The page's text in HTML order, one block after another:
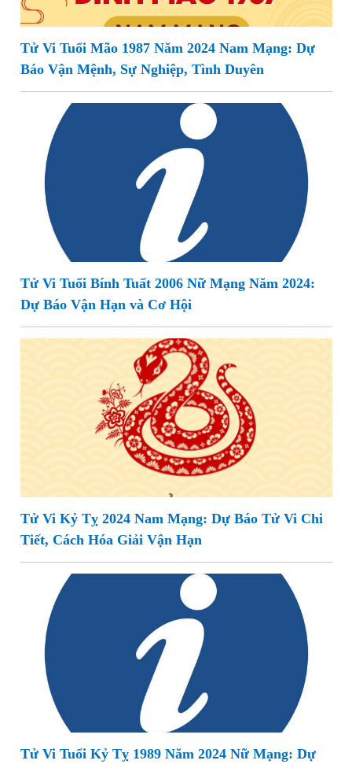
Tử Vi Tuổi Mão 1987 Năm 2024 Nam Mạng: Dự
Báo Vận Mệnh, Sự Nghiệp, Tình Duyên
Tử Vi Tuổi Bính Tuất 2006 Nữ Mạng Năm 2024:
Dự Báo Vận Hạn và Cơ Hội
Tử Vi Kỷ Tỵ 2024 Nam Mạng: Dự Báo Tử Vi Chi
Tiết, Cách Hóa Giải Vận Hạn
Tử Vi Tuổi Kỷ Tỵ 1989 Năm 2024 Nữ Mạng: Dự